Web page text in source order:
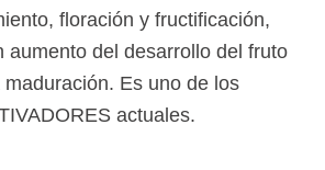
floración y fructificación,
aumento del desarrollo del fruto
Es uno de los
actuales.